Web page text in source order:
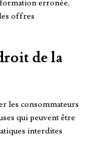
erronée,
offres
de la
les consommateurs
qui peuvent être
interdites